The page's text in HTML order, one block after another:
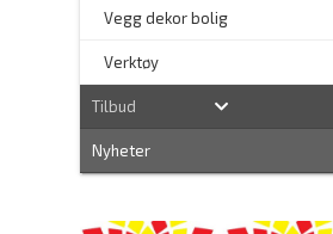
Vegg dekor bolig
Verktøy
Tilbud
Nyheter